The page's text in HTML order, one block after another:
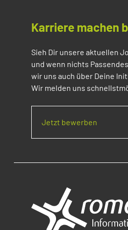
Karriere machen
Sieh Dir unsere aktuellen
und wenn nichts
wir uns auch über Deine
Wir melden uns
Jetzt bewerben